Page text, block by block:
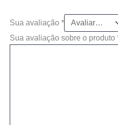
Sua avaliação *
Sua avaliação sobre o produto